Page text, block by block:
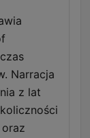
Narracja
z lat